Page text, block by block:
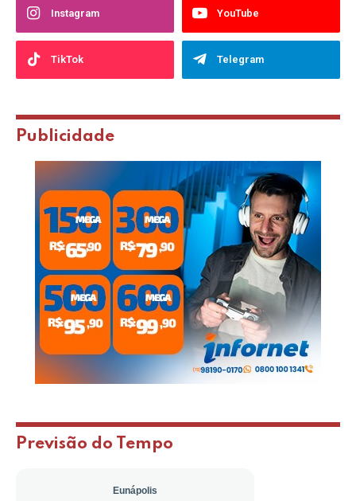
Instagram YouTube
TikTok Telegram
Publicidade
Previsão do Tempo